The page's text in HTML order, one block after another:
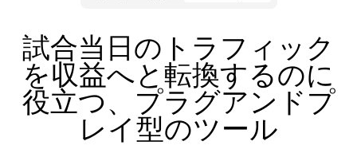
試合当日のトラフィック
を収益へと転換するのに
役立つ、プラグアンドプ
レイ型のツール